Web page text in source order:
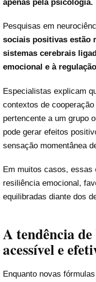
apenas pela psicologia.
Pesquisas em
sociais positivas estão
sistemas cerebrais
emocional e à
Especialistas explicam
contextos de
pertencente a um grupo
pode gerar efeitos
sensação momentânea
Em muitos casos, essas
resiliência emocional,
equilibradas diante dos
A tendência
acessível e
Enquanto novas